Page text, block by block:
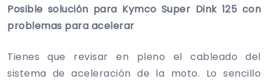
Posible solución para Kymco Super Dink 125 con
problemas para acelerar
Tienes que revisar en pleno el cableado del
sistema de aceleración de la moto. Lo sencillo